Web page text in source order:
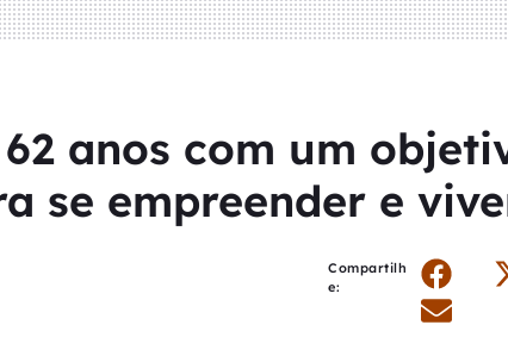
anos com um
se empreender e
Compartilh
e: